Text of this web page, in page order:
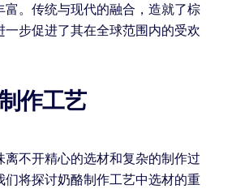
富。传统与现代的融合，造就了棕
一步促进了其在全球范围内的受欢
作工艺
离不开精心的选材和复杂的制作过
们将探讨奶酪制作工艺中选材的重